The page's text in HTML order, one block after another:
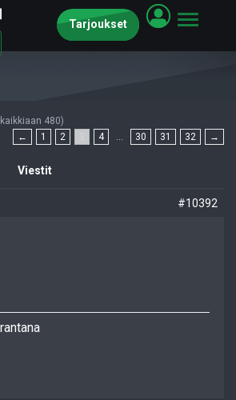
Tarjoukset
480)
←
1 2 4 … 30 31 32 →
Viestit
#10392